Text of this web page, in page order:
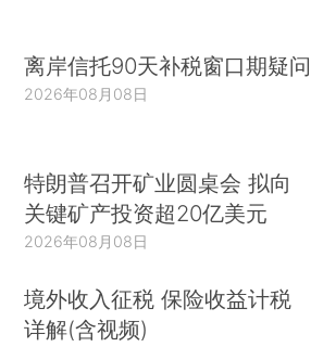
离岸信托90天补税窗口期疑问
2026年08月08日
特朗普召开矿业圆桌会 拟向
关键矿产投资超20亿美元
2026年08月08日
境外收入征税 保险收益计税
详解(含视频)